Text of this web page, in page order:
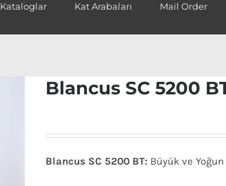
Kataloglar Kat Arabaları Mail Order
Blancus SC 5200
Blancus SC 5200 BT: Büyük ve